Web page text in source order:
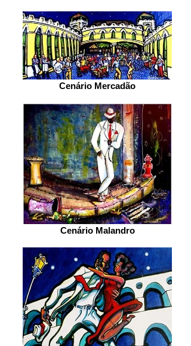
Cenário Mercadão
Cenário Malandro